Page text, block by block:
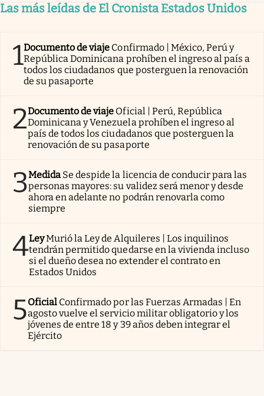
Las más leídas de El Cronista Estados Unidos
1Documento de viaje Confirmado | México, Perú y
República Dominicana prohíben el ingreso al país a
todos los ciudadanos que posterguen la renovación
de su pasaporte
2Documento de viaje Oficial | Perú, República
Dominicana y Venezuela prohíben el ingreso al
país de todos los ciudadanos que posterguen la
renovación de su pasaporte
3Medida Se despide la licencia de conducir para las
personas mayores: su validez será menor y desde
ahora en adelante no podrán renovarla como
siempre
4LeyMurió la Ley de Alquileres | Los inquilinos
tendrán permitido quedarse en la vivienda incluso
si el dueño desea no extender el contrato en
Estados Unidos
5Oficial Confirmado por las Fuerzas Armadas | En
agosto vuelve el servicio militar obligatorio y los
jóvenes de entre 18 y 39 años deben integrar el
Ejército